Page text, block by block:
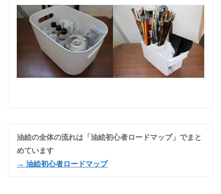
油絵の全体の流れは「油絵初心者ロードマップ」でまと
めています
→ 油絵初心者ロードマップ